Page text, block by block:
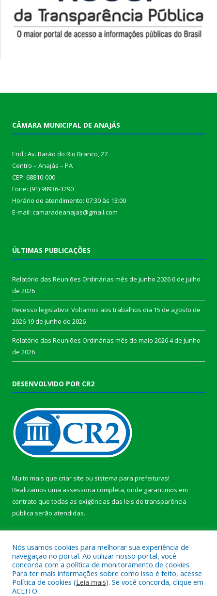
CÂMARA MUNICIPAL DE ANAJÁS
End.: Av. Barão do Rio Branco, 27
Centro – Anajás – PA
CEP: 68810-000
Fone: (91) 98936-3290
Horário de atendimento: 07:30 às 13:00
E-mail: camaradeanajas@gmail.com
ÚLTIMAS PUBLICAÇÕES
Relatório das Reuniões Ordinárias mês de junho 20266 de julho
de 2026
Recesso legislativo! Voltamos aos trabalhos dia 15 de agosto de
2026 19 de junho de 2026
Relatório das Reuniões Ordinárias mês de maio 20264 de junho
de 2026
DESENVOLVIDO POR CR2
Muito mais que criar site ou sistema para prefeituras!
Realizamos uma assessoria completa, onde garantimos em
contrato que todas as exigências das leis de transparência
pública serão atendidas.
Todos os direitos reservados a Câmara Municipal de Anajás.
Nós usamos cookies para melhorar sua experiência de
navegação no portal. Ao utilizar nosso portal, você
concorda com a política de monitoramento de cookies.
Para ter mais informações sobre como isso é feito, acesse
Política de cookies (Leia mais). Se você concorda, clique em
ACEITO.